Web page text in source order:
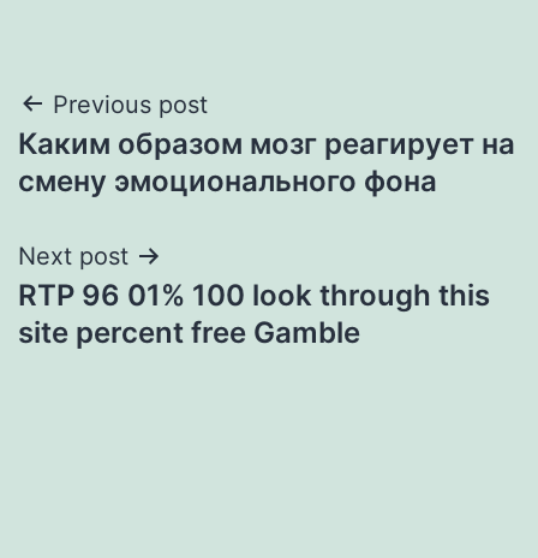
Post
navigation
Previous post
Каким образом мозг реагирует на
смену эмоционального фона
Next post
RTP 96 01% 100 look through this
site percent free Gamble